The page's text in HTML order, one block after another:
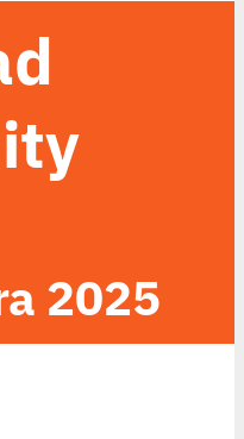
2025